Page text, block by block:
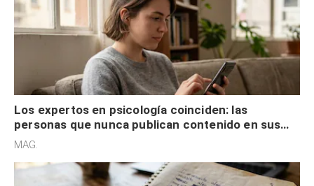
Los expertos en psicología coinciden: las
personas que nunca publican contenido en sus
redes sociales no pretenden buscar validación
MAG.